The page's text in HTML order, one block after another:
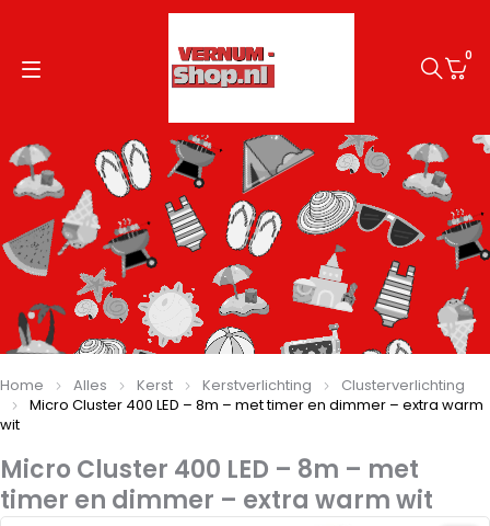
0
Micro Cluster 400 LED – 8m – met
timer en dimmer – extra warm wit
Home Alles Kerst Kerstverlichting
Clusterverlichting
Micro Cluster 400 LED – 8m – met timer en dimmer – extra warm
wit